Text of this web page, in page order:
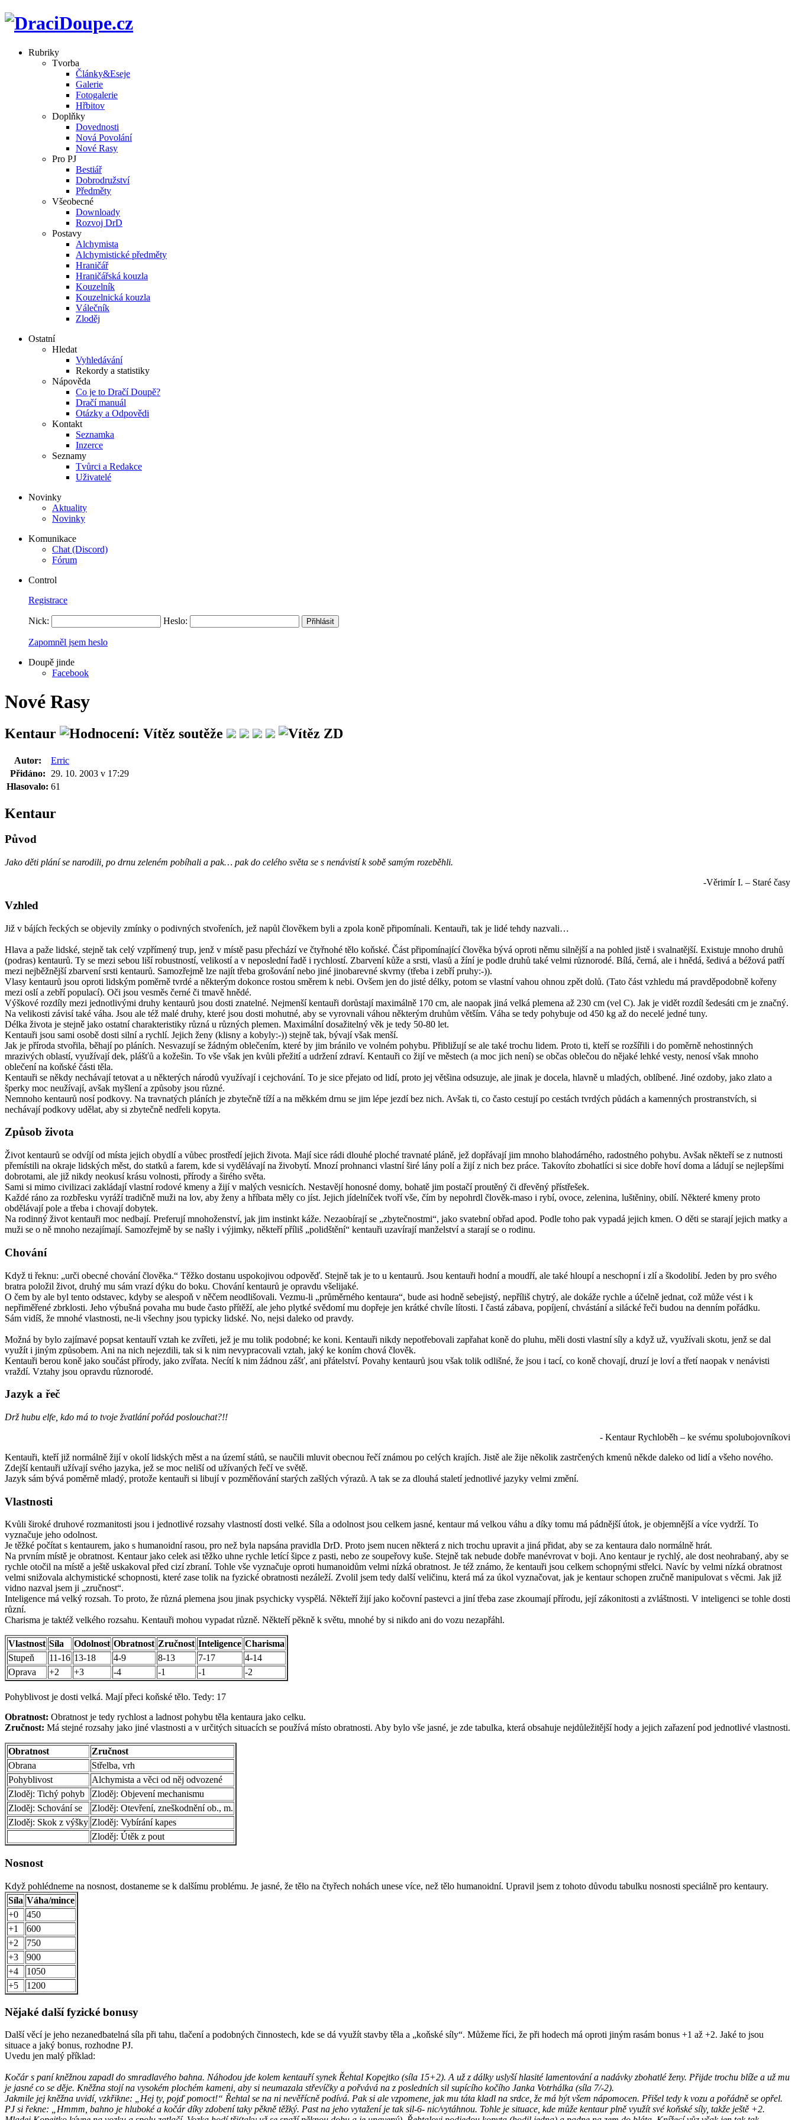
Rubriky
Tvorba
Články&Eseje
Galerie
Fotogalerie
Hřbitov
Doplňky
Dovednosti
Nová Povolání
Nové Rasy
Pro PJ
Bestiář
Dobrodružství
Předměty
Všeobecné
Downloady
Rozvoj DrD
Postavy
Alchymista
Alchymistické předměty
Hraničář
Hraničářská kouzla
Kouzelník
Kouzelnická kouzla
Válečník
Zloděj
Ostatní
Hledat
Vyhledávání
Rekordy a statistiky
Nápověda
Co je to Dračí Doupě?
Dračí manuál
Otázky a Odpovědi
Kontakt
Seznamka
Inzerce
Seznamy
Tvůrci a Redakce
Uživatelé
Novinky
Aktuality
Novinky
Komunikace
Chat (Discord)
Fórum
Control
Registrace
Nick: Heslo:
Zapomněl jsem heslo
Doupě jinde
Facebook
Nové Rasy
Kentaur
Autor:
Erric
Přidáno:
29. 10. 2003 v 17:29
Hlasovalo: 61
Kentaur
Původ
Jako děti plání se narodili, po drnu zeleném pobíhali a pak… pak do celého světa se s nenávistí k sobě samým rozeběhli.
-Věrimír I. – Staré časy
Vzhled
Již v bájích řeckých se objevily zmínky o podivných stvořeních, jež napůl člověkem byli a zpola koně připomínali. Kentauři, tak je lidé tehdy nazvali…
Hlava a paže lidské, stejně tak celý vzpřímený trup, jenž v místě pasu přechází ve čtyřnohé tělo koňské. Část připomínající člověka bývá oproti němu silnější a na pohled jistě i svalnatější. Existuje mnoho druhů
(podras) kentaurů. Ty se mezi sebou liší robustností, velikostí a v neposlední řadě i rychlostí. Zbarvení kůže a srsti, vlasů a žíní je podle druhů také velmi různorodé. Bílá, černá, ale i hnědá, šedivá a béžová patří
mezi nejběžnější zbarvení srsti kentaurů. Samozřejmě lze najít třeba grošování nebo jiné jinobarevné skvrny (třeba i zebří pruhy:-)).
Vlasy kentaurů jsou oproti lidským poměrně tvrdé a některým dokonce rostou směrem k nebi. Ovšem jen do jisté délky, potom se vlastní vahou ohnou zpět dolů. (Tato část vzhledu má pravděpodobně kořeny
mezi oslí a zebří populací). Oči jsou vesměs černé či tmavě hnědé.
Výškové rozdíly mezi jednotlivými druhy kentaurů jsou dosti znatelné. Nejmenší kentauři dorůstají maximálně 170 cm, ale naopak jiná velká plemena až 230 cm (vel C). Jak je vidět rozdíl šedesáti cm je značný.
Na velikosti závisí také váha. Jsou ale též malé druhy, které jsou dosti mohutné, aby se vyrovnali váhou některým druhům větším. Váha se tedy pohybuje od 450 kg až do necelé jedné tuny.
Délka života je stejně jako ostatní charakteristiky různá u různých plemen. Maximální dosažitelný věk je tedy 50-80 let.
Kentauři jsou sami osobě dosti silní a rychlí. Jejich ženy (klisny a kobyly:-)) stejně tak, bývají však menší.
Jak je příroda stvořila, běhají po pláních. Nesvazují se žádným oblečením, které by jim bránilo ve volném pohybu. Přibližují se ale také trochu lidem. Proto ti, kteří se rozšířili i do poměrně nehostinných
mrazivých oblastí, využívají dek, plášťů a kožešin. To vše však jen kvůli přežití a udržení zdraví. Kentauři co žijí ve městech (a moc jich není) se občas oblečou do nějaké lehké vesty, nenosí však mnoho
oblečení na koňské části těla.
Kentauři se někdy nechávají tetovat a u některých národů využívají i cejchování. To je sice přejato od lidí, proto jej většina odsuzuje, ale jinak je docela, hlavně u mladých, oblíbené. Jiné ozdoby, jako zlato a
šperky moc neužívají, avšak myšlení a způsoby jsou různé.
Nemnoho kentaurů nosí podkovy. Na travnatých pláních je zbytečně tíží a na měkkém drnu se jim lépe jezdí bez nich. Avšak ti, co často cestují po cestách tvrdých půdách a kamenných prostranstvích, si
nechávají podkovy udělat, aby si zbytečně nedřeli kopyta.
Způsob života
Život kentaurů se odvíjí od místa jejich obydlí a vůbec prostředí jejich života. Mají sice rádi dlouhé ploché travnaté pláně, jež dopřávají jim mnoho blahodárného, radostného pohybu. Avšak někteří se z nutnosti
přemístili na okraje lidských měst, do statků a farem, kde si vydělávají na živobytí. Mnozí prohnanci vlastní širé lány polí a žijí z nich bez práce. Takovíto zbohatlíci si sice dobře hoví doma a ládují se nejlepšími
dobrotami, ale již nikdy neokusí krásu volnosti, přírody a širého světa.
Sami si mimo civilizaci zakládají vlastní rodové kmeny a žijí v malých vesnicích. Nestavějí honosné domy, bohatě jim postačí proutěný či dřevěný přístřešek.
Každé ráno za rozbřesku vyráží tradičně muži na lov, aby ženy a hříbata měly co jíst. Jejich jídelníček tvoří vše, čím by nepohrdl člověk-maso i rybí, ovoce, zelenina, luštěniny, obilí. Některé kmeny proto
obdělávají pole a třeba i chovají dobytek.
Na rodinný život kentauři moc nedbají. Preferují mnohoženství, jak jim instinkt káže. Nezaobírají se „zbytečnostmi“, jako svatební obřad apod. Podle toho pak vypadá jejich kmen. O děti se starají jejich matky a
muži se o ně mnoho nezajímají. Samozřejmě by se našly i výjimky, někteří příliš „polidštění“ kentauři uzavírají manželství a starají se o rodinu.
Chování
Když ti řeknu: „urči obecné chování člověka.“ Těžko dostanu uspokojivou odpověď. Stejně tak je to u kentaurů. Jsou kentauři hodní a moudří, ale také hloupí a neschopní i zlí a škodolibí. Jeden by pro svého
bratra položil život, druhý mu sám vrazí dýku do boku. Chování kentaurů je opravdu všelijaké.
O čem by ale byl tento odstavec, kdyby se alespoň v něčem neodlišovali. Vezmu-li „průměrného kentaura“, bude asi hodně sebejistý, nepříliš chytrý, ale dokáže rychle a účelně jednat, což může vést i k
nepřiměřené zbrklosti. Jeho výbušná povaha mu bude často přítěží, ale jeho plytké svědomí mu dopřeje jen krátké chvíle lítosti. I častá zábava, popíjení, chvástání a silácké řeči budou na denním pořádku.
Sám vidíš, že mnohé vlastnosti, ne-li všechny jsou typicky lidské. No, nejsi daleko od pravdy.
Možná by bylo zajímavé popsat kentauří vztah ke zvířeti, jež je mu tolik podobné; ke koni. Kentauři nikdy nepotřebovali zapřahat koně do pluhu, měli dosti vlastní síly a když už, využívali skotu, jenž se dal
využít i jiným způsobem. Ani na nich nejezdili, tak si k nim nevypracovali vztah, jaký ke koním chová člověk.
Kentauři berou koně jako součást přírody, jako zvířata. Necítí k nim žádnou zášť, ani přátelství. Povahy kentaurů jsou však tolik odlišné, že jsou i tací, co koně chovají, druzí je loví a třetí naopak v nenávisti
vraždí. Vztahy jsou opravdu různorodé.
Jazyk a řeč
Drž hubu elfe, kdo má to tvoje žvatlání pořád poslouchat?!!
- Kentaur Rychloběh – ke svému spolubojovníkovi
Kentauři, kteří již normálně žijí v okolí lidských měst a na území států, se naučili mluvit obecnou řečí známou po celých krajích. Jistě ale žije několik zastrčených kmenů někde daleko od lidí a všeho nového.
Zdejší kentauři užívají svého jazyka, jež se moc neliší od užívaných řečí ve světě.
Jazyk sám bývá poměrně mladý, protože kentauři si libují v pozměňování starých zašlých výrazů. A tak se za dlouhá staletí jednotlivé jazyky velmi změní.
Vlastnosti
Kvůli široké druhové rozmanitosti jsou i jednotlivé rozsahy vlastností dosti velké. Síla a odolnost jsou celkem jasné, kentaur má velkou váhu a díky tomu má pádnější útok, je objemnější a více vydrží. To
vyznačuje jeho odolnost.
Je těžké počítat s kentaurem, jako s humanoidní rasou, pro než byla napsána pravidla DrD. Proto jsem nucen některá z nich trochu upravit a jiná přidat, aby se za kentaura dalo normálně hrát.
Na prvním místě je obratnost. Kentaur jako celek asi těžko uhne rychle letící šipce z pasti, nebo ze soupeřovy kuše. Stejně tak nebude dobře manévrovat v boji. Ano kentaur je rychlý, ale dost neohrabaný, aby se
rychle otočil na místě a ještě uskakoval před cizí zbraní. Tohle vše vyznačuje oproti humanoidům velmi nízká obratnost. Je též známo, že kentauři jsou celkem schopnými střelci. Navíc by velmi nízká obratnost
velmi snižovala alchymistické schopnosti, které zase tolik na fyzické obratnosti nezáleží. Zvolil jsem tedy další veličinu, která má za úkol vyznačovat, jak je kentaur schopen zručně manipulovat s věcmi. Jak již
vidno nazval jsem ji „zručnost“.
Inteligence má velký rozsah. To proto, že různá plemena jsou jinak psychicky vyspělá. Někteří žijí jako kočovní pastevci a jiní třeba zase zkoumají přírodu, její zákonitosti a zvláštnosti. V inteligenci se tohle dosti
různí.
Charisma je taktéž velkého rozsahu. Kentauři mohou vypadat různě. Někteří pěkně k světu, mnohé by si nikdo ani do vozu nezapřáhl.
Vlastnost Síla Odolnost Obratnost Zručnost Inteligence Charisma
Stupeň
11-16 13-18 4-9 8-13 7-17
4-14
Oprava
+2 +3 -4 -1 -1 -2
Pohyblivost je dosti velká. Mají přeci koňské tělo. Tedy: 17
Obratnost: Obratnost je tedy rychlost a ladnost pohybu těla kentaura jako celku.
Zručnost: Má stejné rozsahy jako jiné vlastnosti a v určitých situacích se používá místo obratnosti. Aby bylo vše jasné, je zde tabulka, která obsahuje nejdůležitější hody a jejich zařazení pod jednotlivé vlastnosti.
Obratnost
Zručnost
Obrana
Střelba, vrh
Pohyblivost
Alchymista a věci od něj odvozené
Zloděj: Tichý pohyb
Zloděj: Objevení mechanismu
Zloděj: Schování se
Zloděj: Otevření, zneškodnění ob., m.
Zloděj: Skok z výšky Zloděj: Vybírání kapes
Zloděj: Útěk z pout
Nosnost
Když pohlédneme na nosnost, dostaneme se k dalšímu problému. Je jasné, že tělo na čtyřech nohách unese více, než tělo humanoidní. Upravil jsem z tohoto důvodu tabulku nosnosti speciálně pro kentaury.
Síla Váha/mince
+0
450
+1
600
+2
750
+3
900
+4
1050
+5
1200
Nějaké další fyzické bonusy
Další věcí je jeho nezanedbatelná síla při tahu, tlačení a podobných činnostech, kde se dá využít stavby těla a „koňské síly“. Můžeme říci, že při hodech má oproti jiným rasám bonus +1 až +2. Jaké to jsou
situace a jaký bonus, rozhodne PJ.
Uvedu jen malý příklad:
Kočár s paní kněžnou zapadl do smradlavého bahna. Náhodou jde kolem kentauří synek Řehtal Kopejtko (síla 15+2). A už z dálky uslyší hlasité lamentování a nadávky zbohatlé ženy. Přijde trochu blíže a už mu
je jasné co se děje. Kněžna stojí na vysokém plochém kameni, aby si neumazala střevíčky a pořvává na z posledních sil supícího kočího Janka Votrhálka (síla 7/-2).
Jakmile jej kněžna uvidí, vzkřikne: „Hej ty, pojď pomoct!“ Řehtal se na ni nevěřícně podívá. Pak si ale vzpomene, jak mu táta kladl na srdce, že má být všem nápomocen. Přišel tedy k vozu a pořádně se opřel.
PJ si řekne: „Hmmm, bahno je hluboké a kočár díky zdobení taky pěkně těžký. Past na jeho vytažení je tak sil-6- nic/vytáhnou. Tohle je situace, kde může kentaur plně využít své koňské síly, takže ještě +2.